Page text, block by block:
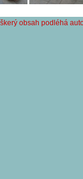
obsah podléhá